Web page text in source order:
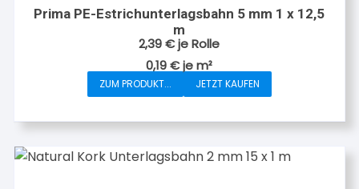
Prima PE-Estrichunterlagsbahn 5 mm 1 x 12,5
m
2,39€je Rolle
0,19€jem²
ZUM PRODUKT... JETZT KAUFEN